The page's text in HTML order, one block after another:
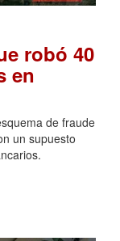
robó 40
en
de fraude
un supuesto